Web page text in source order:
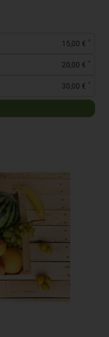
15,00 € *
20,00 € *
30,00 € *